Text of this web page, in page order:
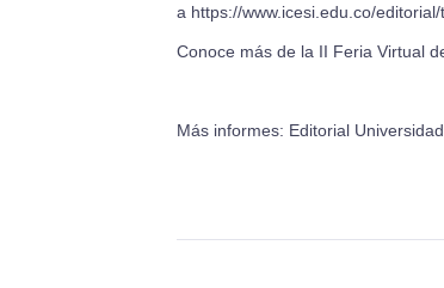
a https://www.icesi.edu.co/
Conoce más de la II Feria Virtual
Más informes: Editorial Universidad